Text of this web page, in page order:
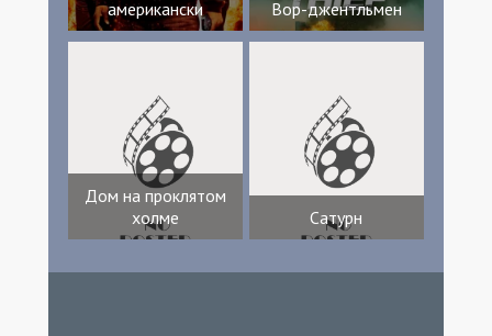
американски
Вор-джентльмен
Дом на проклятом
холме
Сатурн